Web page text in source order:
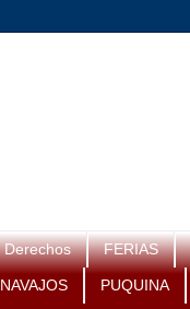
Derechos FERIAS
NAVAJOS PUQUINA